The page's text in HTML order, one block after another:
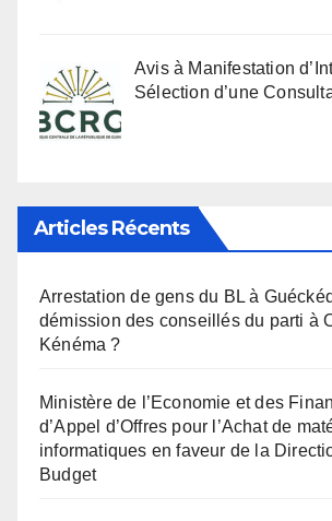
Avis à Manifestation
Sélection d’une
Articles Récents
Arrestation de gens du BL à
démission des conseillés du parti à
Kénéma ?
Ministère de l’Economie et des
d’Appel d’Offres pour l’Achat de
informatiques en faveur de la
Budget